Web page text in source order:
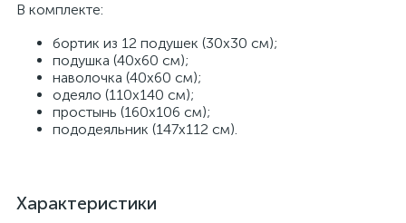
В комплекте:
бортик из 12 подушек (30х30 см);
подушка (40х60 см);
наволочка (40х60 см);
одеяло (110х140 см);
простынь (160х106 см);
пододеяльник (147х112 см).
Характеристики